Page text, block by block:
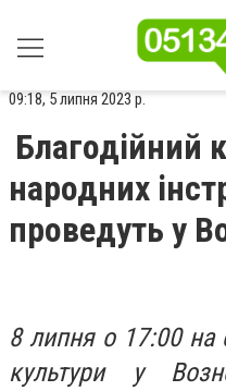
09:18, 5 липня 2023 р.
Благодійний
народних
проведуть у
8 липня о 17:00 на
культури у